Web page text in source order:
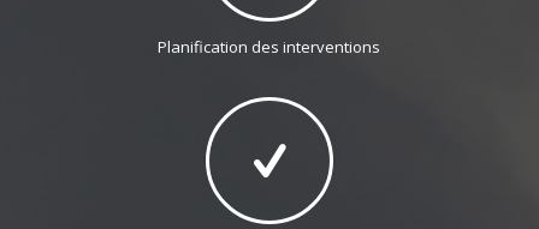
Planification des interventions